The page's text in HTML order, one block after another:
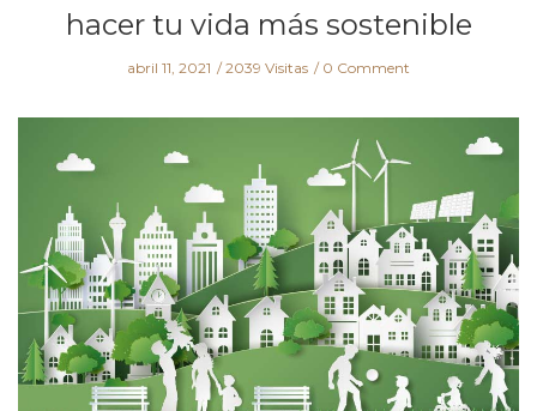
hacer tu vida más sostenible
abril 11, 2021 2039 Visitas 0 Comment